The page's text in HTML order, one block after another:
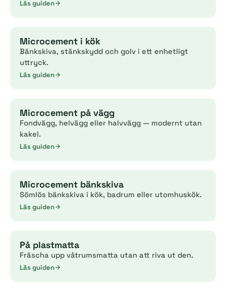
Läs guiden
Microcement i kök
Bänkskiva, stänkskydd och golv i ett enhetligt
uttryck.
Läs guiden
Microcement på vägg
Fondvägg, helvägg eller halvvägg — modernt utan
kakel.
Läs guiden
Microcement bänkskiva
Sömlös bänkskiva i kök, badrum eller utomhuskök.
Läs guiden
På plastmatta
Fräscha upp våtrumsmatta utan att riva ut den.
Läs guiden